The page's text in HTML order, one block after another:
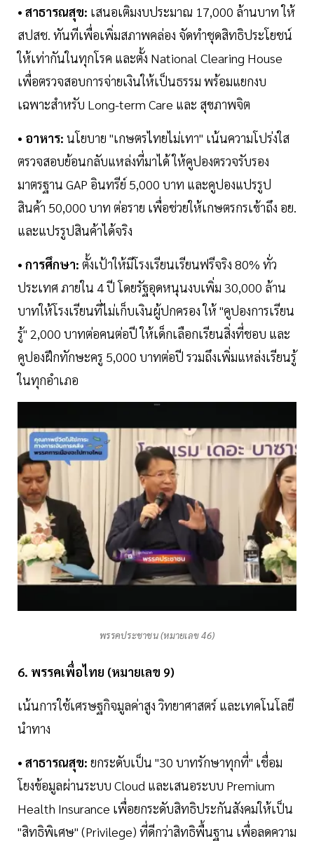
• สาธารณสุข: เสนอเติมงบประมาณ 17,000 ล้านบาท ให้
สปสช. ทันทีเพื่อเพิ่มสภาพคล่อง จัดทำชุดสิทธิประโยชน์
ให้เท่ากันในทุกโรค และตั้ง National Clearing House
เพื่อตรวจสอบการจ่ายเงินให้เป็นธรรม พร้อมแยกงบ
เฉพาะสำหรับ Long-term Care และ สุขภาพจิต
• อาหาร: นโยบาย "เกษตรไทยไม่เทา" เน้นความโปร่งใส
ตรวจสอบย้อนกลับแหล่งที่มาได้ ให้คูปองตรวจรับรอง
มาตรฐาน GAP อินทรีย์ 5,000 บาท และคูปองแปรรูป
สินค้า 50,000 บาท ต่อราย เพื่อช่วยให้เกษตรกรเข้าถึง อย.
และแปรรูปสินค้าได้จริง
• การศึกษา: ตั้งเป้าให้มีโรงเรียนเรียนฟรีจริง 80% ทั่ว
ประเทศ ภายใน 4 ปี โดยรัฐอุดหนุนงบเพิ่ม 30,000 ล้าน
บาทให้โรงเรียนที่ไม่เก็บเงินผู้ปกครอง ให้ "คูปองการเรียน
รู้" 2,000 บาทต่อคนต่อปี ให้เด็กเลือกเรียนสิ่งที่ชอบ และ
คูปองฝึกทักษะครู 5,000 บาทต่อปี รวมถึงเพิ่มแหล่งเรียนรู้
ในทุกอำเภอ
พรรคประชาชน (หมายเลข 46)
6. พรรคเพื่อไทย (หมายเลข 9)
เน้นการใช้เศรษฐกิจมูลค่าสูง วิทยาศาสตร์ และเทคโนโลยี
นำทาง
• สาธารณสุข: ยกระดับเป็น "30 บาทรักษาทุกที่" เชื่อม
โยงข้อมูลผ่านระบบ Cloud และเสนอระบบ Premium
Health Insurance เพื่อยกระดับสิทธิประกันสังคมให้เป็น
"สิทธิพิเศษ" (Privilege) ที่ดีกว่าสิทธิพื้นฐาน เพื่อลดความ